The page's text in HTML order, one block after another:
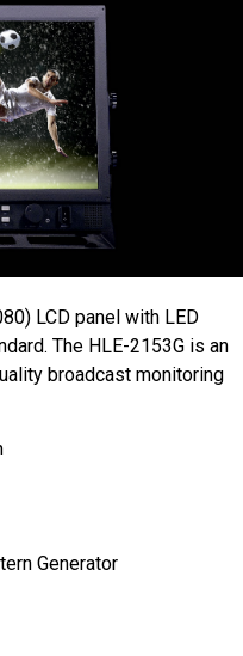
LCD panel with LED
The HLE-2153G is an
broadcast monitoring
Generator